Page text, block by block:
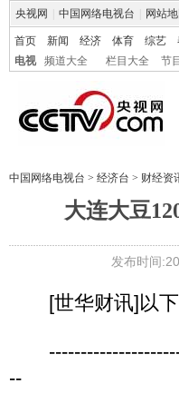
央视网 中国网络电视台 网站
首页 新闻 经济 体育 综艺
电视
频道大全 栏目大全 节
中国网络电视台 > 经济台 > 财经资
大连大豆
发布时间
[世华财讯]以下
--